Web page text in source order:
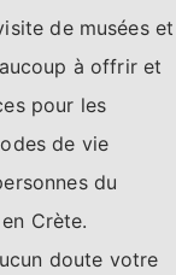
de musées et
à offrir et
pour les
de vie
du
Crète.
doute votre